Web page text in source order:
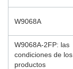
W9068A
W9068A-2FP: las
condiciones de los
productos